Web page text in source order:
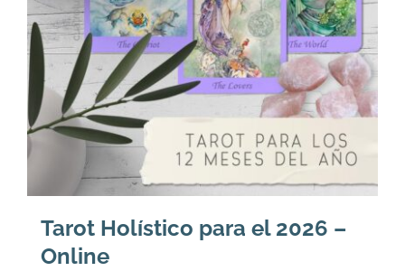
Tarot Holístico para el 2026 –
Online